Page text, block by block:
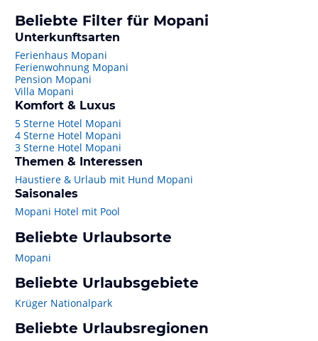
Beliebte Filter für Mopani
Unterkunftsarten
Ferienhaus Mopani
Ferienwohnung Mopani
Pension Mopani
Villa Mopani
Komfort & Luxus
5 Sterne Hotel Mopani
4 Sterne Hotel Mopani
3 Sterne Hotel Mopani
Themen & Interessen
Haustiere & Urlaub mit Hund Mopani
Saisonales
Mopani Hotel mit Pool
Beliebte Urlaubsorte
Mopani
Beliebte Urlaubsgebiete
Krüger Nationalpark
Beliebte Urlaubsregionen